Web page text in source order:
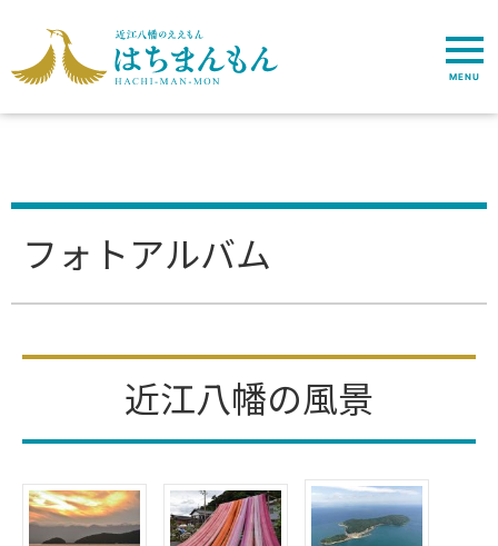
MENU
フォトアルバム
近江八幡の風景